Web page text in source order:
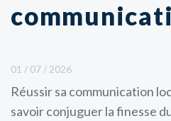
01 / 07 / 2026
Réussir sa communication
savoir conjuguer la finesse